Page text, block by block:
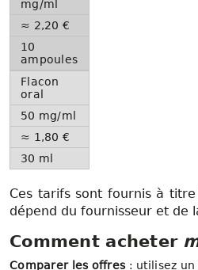
mg/ml
≈ 2,20 €
10
ampoules
Flacon
oral
50 mg/ml
≈ 1,80 €
30 ml
Ces tarifs sont fournis à
dépend du fournisseur et de
Comment acheter
Comparer les offres: utilisez un